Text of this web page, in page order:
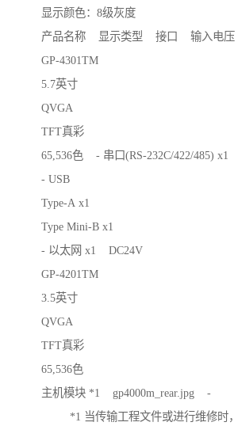
显示颜色：8级灰度
产品名称 显示类型 接口 输入电压
GP-4301TM
5.7英寸
QVGA
TFT真彩
65,536色 - 串口(RS-232C/422/485) x1
- USB
Type-A x1
Type Mini-B x1
- 以太网 x1 DC24V
GP-4201TM
3.5英寸
QVGA
TFT真彩
65,536色
主机模块 *1 gp4000m_rear.jpg -
*1 当传输工程文件或进行维修时，